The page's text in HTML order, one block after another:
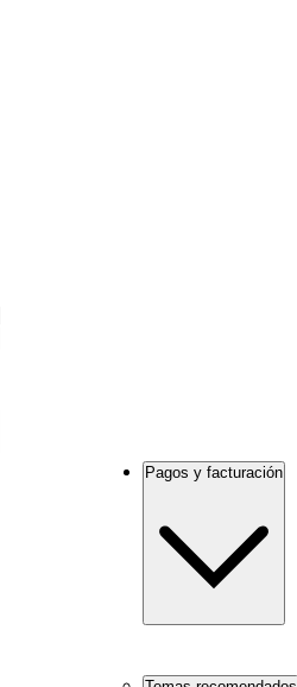
Pagos y facturación